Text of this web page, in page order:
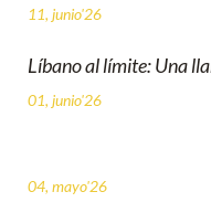
11, junio'26
Líbano al límite: Una
01, junio'26
04, mayo'26